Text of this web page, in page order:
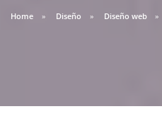
Home Diseño Diseño web